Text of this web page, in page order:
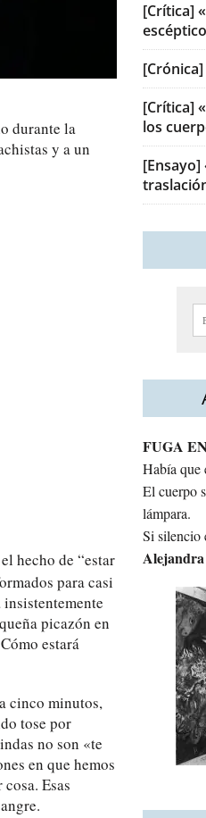
durante la
y a un
hecho de “estar
para casi
picazón en
estará
cinco minutos,
tose por
no son «te
en que hemos
Esas
[Crítica]
[Crítica]
los
[Ensayo]
FUGA
Había que
El cuerpo
lámpara.
Si silencio
Alejandra